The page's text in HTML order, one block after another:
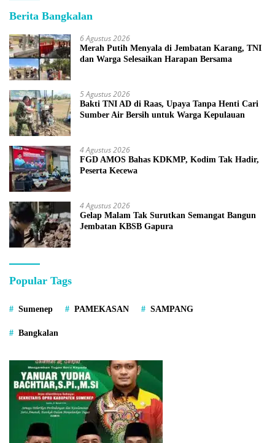
Berita Bangkalan
6 Agustus 2026
Merah Putih Menyala di Jembatan Karang, TNI
dan Warga Selesaikan Harapan Bersama
5 Agustus 2026
Bakti TNI AD di Raas, Upaya Tanpa Henti Cari
Sumber Air Bersih untuk Warga Kepulauan
4 Agustus 2026
FGD AMOS Bahas KDKMP, Kodim Tak Hadir,
Peserta Kecewa
4 Agustus 2026
Gelap Malam Tak Surutkan Semangat Bangun
Jembatan KBSB Gapura
Popular Tags
Sumenep PAMEKASAN SAMPANG
Bangkalan